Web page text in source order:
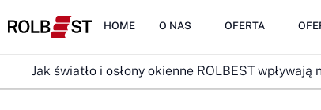
HOME O NAS OFERTA
Jak światło i osłony okienne ROLBEST